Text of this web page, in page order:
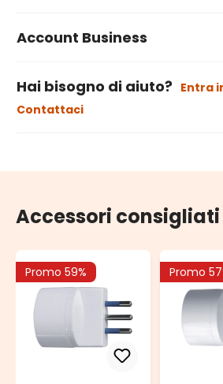
Account Business
Hai bisogno di aiuto? Entra
Contattaci
Accessori consigliati
Promo 59% Promo